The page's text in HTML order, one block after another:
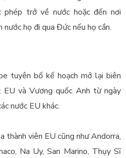
phép trở về nước hoặc đến nơi
nước họ đi qua Đứcnếu họ cần.
tuyên bố kế hoạch mở lại biên
EU và Vương quốc Anh từ ngày
nước EU khác.
thành viên EU cũng như Andorra,
Na Uy, San Marino, Thụy Sĩ